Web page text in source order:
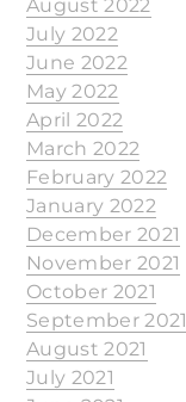
August 2022
July 2022
June 2022
May 2022
April 2022
March 2022
February 2022
January 2022
December 2021
November 2021
October 2021
September 2021
August 2021
July 2021